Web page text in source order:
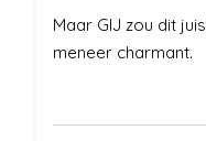
Maar GIJ zou dit
meneer charmant.